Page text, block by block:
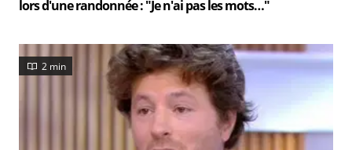
lors d'une randonnée : "Je n'ai pas les mots…"
2 min